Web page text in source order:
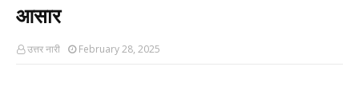
आसार
उत्तर नारी February 28, 2025